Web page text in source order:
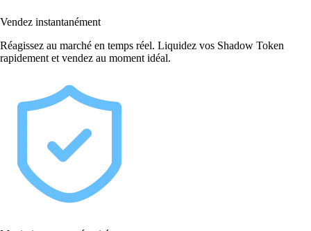
Vendez instantanément
Réagissez au marché en temps réel. Liquidez vos Shadow Token
rapidement et vendez au moment idéal.